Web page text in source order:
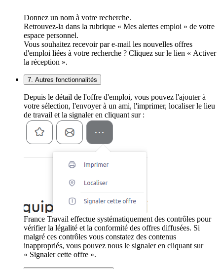
Donnez un nom à votre recherche.
Retrouvez-la dans la rubrique « Mes alertes emploi » de votre
espace personnel.
Vous souhaitez recevoir par e-mail les nouvelles offres
d'emploi liées à votre recherche ? Cliquez sur le lien « Activer
la réception ».
7. Autres fonctionnalités
Depuis le détail de l'offre d'emploi, vous pouvez l'ajouter à
votre sélection, l'envoyer à un ami, l'imprimer, localiser le lieu
de travail et la signaler en cliquant sur :
France Travail effectue systématiquement des contrôles pour
vérifier la légalité et la conformité des offres diffusées. Si
malgré ces contrôles vous constatez des contenus
inappropriés, vous pouvez nous le signaler en cliquant sur
« Signaler cette offre ».